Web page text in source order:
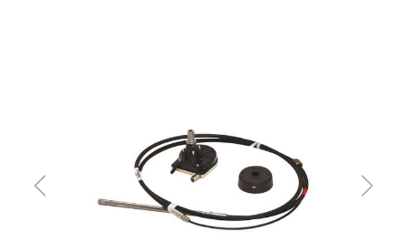
Våra varumärken
Båtförmedling